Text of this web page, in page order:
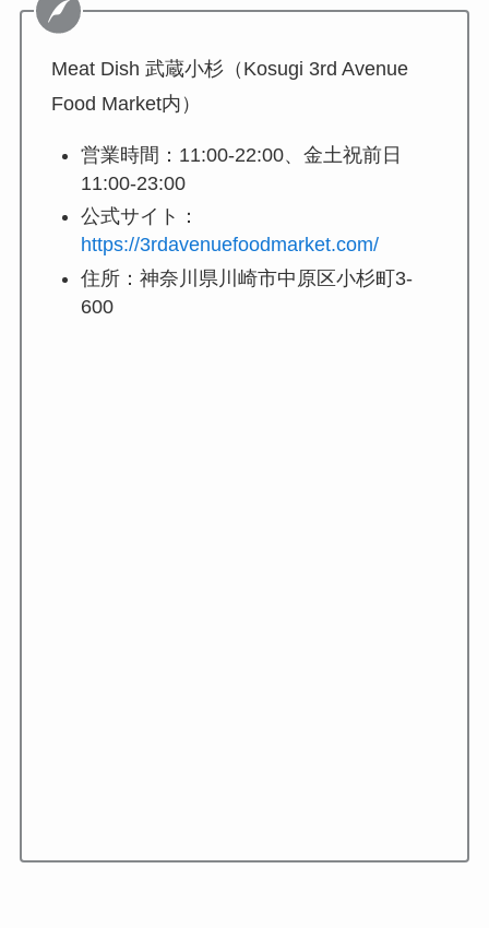
Meat Dish 武蔵小杉（Kosugi 3rd Avenue
Food Market内）
営業時間：11:00-22:00、金土祝前日
11:00-23:00
公式サイト：
https://3rdavenuefoodmarket.com/
住所：神奈川県川崎市中原区小杉町3-
600